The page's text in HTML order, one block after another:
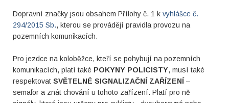
Dopravní značky jsou obsahem Přílohy č. 1 k vyhlášce č.
294/2015 Sb., kterou se provádějí pravidla provozu na
pozemních komunikacích.
Pro jezdce na koloběžce, kteří se pohybují na pozemních
komunikacích, platí také POKYNY POLICISTY, musí také
respektovat SVĚTELNÉ SIGNALIZAČNÍ ZAŘÍZENÍ –
semafor a znát chování u tohoto zařízení. Platí pro ně